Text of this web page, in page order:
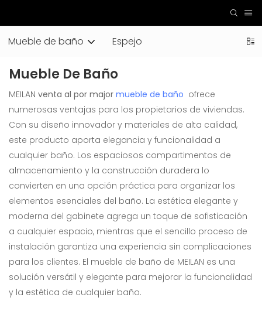
Mueble de baño Espejo
Mueble De Baño
MEILAN venta al por major mueble de baño ofrece
numerosas ventajas para los propietarios de viviendas.
Con su diseño innovador y materiales de alta calidad,
este producto aporta elegancia y funcionalidad a
cualquier baño. Los espaciosos compartimentos de
almacenamiento y la construcción duradera lo
convierten en una opción práctica para organizar los
elementos esenciales del baño. La estética elegante y
moderna del gabinete agrega un toque de sofisticación
a cualquier espacio, mientras que el sencillo proceso de
instalación garantiza una experiencia sin complicaciones
para los clientes. El mueble de baño de MEILAN es una
solución versátil y elegante para mejorar la funcionalidad
y la estética de cualquier baño.